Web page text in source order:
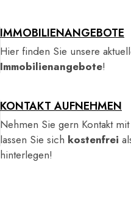
IMMOBILIENANGEBOTE
Hier finden Sie unsere
Immobilienangebote!
KONTAKT AUFNEHMEN
Nehmen Sie gern Kontakt
lassen Sie sich kostenfrei
hinterlegen!